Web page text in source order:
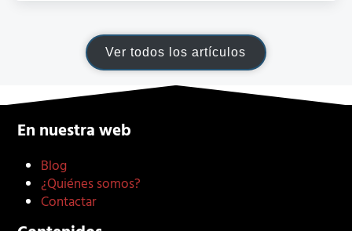
Ver todos los artículos
En nuestra web
Blog
¿Quiénes somos?
Contactar